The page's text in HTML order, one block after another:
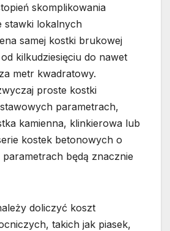
skomplikowania
stawki lokalnych
samej kostki brukowej
kilkudziesięciu do nawet
metr kwadratowy.
proste kostki
parametrach,
kamienna, klinkierowa lub
kostek betonowych o
będą znacznie
doliczyć koszt
takich jak piasek,